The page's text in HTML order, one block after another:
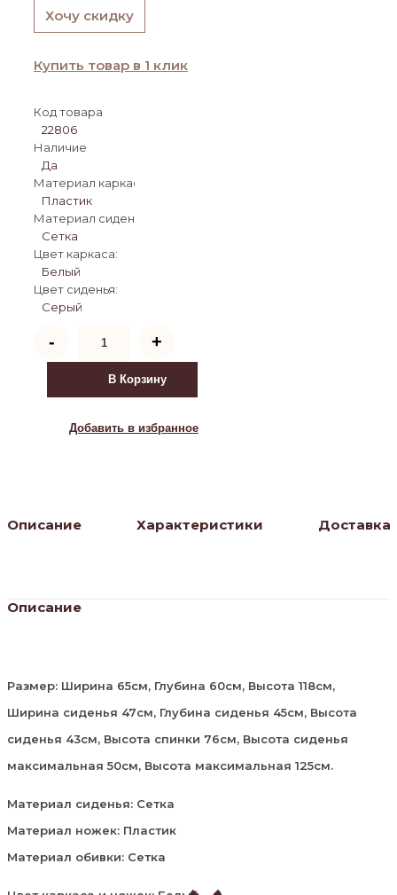
Хочу скидку
Купить товар в 1 клик
Код товара
22806
Наличие
Да
Материал каркаса:
Пластик
Материал сиденья:
Сетка
Цвет каркаса:
Белый
Цвет сиденья:
Серый
-
товара
Компьютерное
кресло
Tilda
gray
+
В Корзину
Добавить в избранное
Описание Характеристики Доставка
Описание
Размер: Ширина 65см, Глубина 60см, Высота 118см,
Ширина сиденья 47см, Глубина сиденья 45см, Высота
сиденья 43см, Высота спинки 76см, Высота сиденья
максимальная 50см, Высота максимальная 125см.
Материал сиденья: Сетка
Материал ножек: Пластик
Материал обивки: Сетка